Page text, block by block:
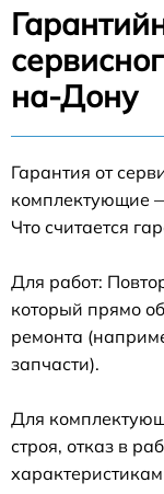
на-Дону
Гарантия от
комплектующие
Что считается
Для работ:
который прямо
ремонта
запчасти).
Для
строя, отказ в